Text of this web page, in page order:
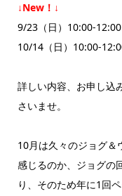
↓New！↓
9/23（日）10:00-
10/14（日）10:00-
詳しい内容、お申し込
さいませ。
10月は久々のジョグ＆
感じるのか、ジョグの
り、そのため年に1回